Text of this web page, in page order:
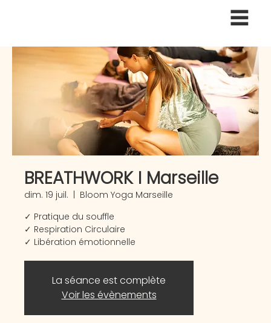
BREATHWORK I Marseille
dim. 19 juil.
  |
Bloom Yoga Marseille
✓ Pratique du souffle
✓ Respiration Circulaire
✓ Libération émotionnelle
La séance est complète
Voir les évènements